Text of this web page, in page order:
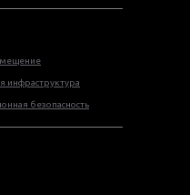
инфраструктура
безопасность